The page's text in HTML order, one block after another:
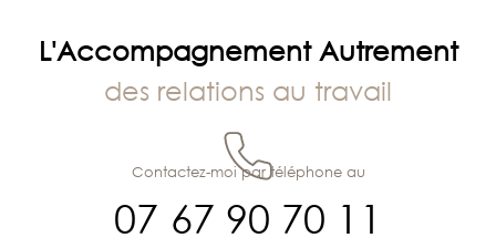
L'Accompagnement Autrement
des relations au travail
07 67 90 70 11
Contactez-moi par téléphone au